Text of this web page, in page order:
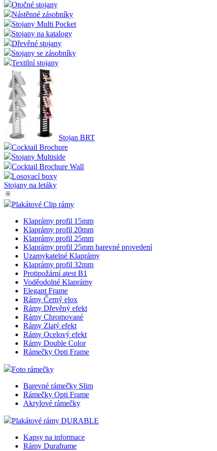
Otočné stojany
Nástěnné zásobníky
Stojany Multi Pocket
Stojany na katalogy
Dřevěné stojany
Stojany se zásobníky
Textilní stojany
Stojan BRT
Cocktail Brochure
Stojany Multiside
Cocktail Brochure Wall
Losovací boxy
Stojany na letáky
Plakátové Clip rámy
Klaprámy profil 15mm
Klaprámy profil 20mm
Klaprámy profil 25mm
Klaprámy profil 25mm barevné provedení
Uzamykatelné Klaprámy
Klaprámy profil 32mm
Protipožární atest B1
Voděodolné Klaprámy
Elegant Frame
Rámy Černý elox
Rámy Dřevěný efekt
Rámy Chromované
Rámy Zlatý efekt
Rámy Ocelový efekt
Rámy Double Color
Rámečky Opti Frame
Foto rámečky
Barevné rámečky Slim
Rámečky Opti Frame
Akrylové rámečky
Plakátové rámy DURABLE
Kapsy na informace
Rámy Duraframe